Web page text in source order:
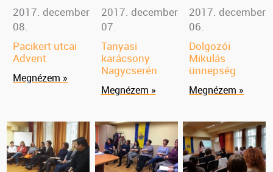
2017. december
08.
Pacikert utcai
Advent
Megnézem »
2017. december
07.
Tanyasi
karácsony
Nagycserén
Megnézem »
2017. december
06.
Dolgozói
Mikulás
ünnepség
Megnézem »